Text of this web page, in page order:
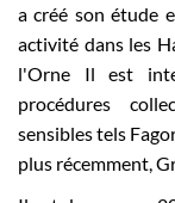
a créé son étude
activité dans les
l'Orne Il est
procédures
sensibles tels
plus récemment,